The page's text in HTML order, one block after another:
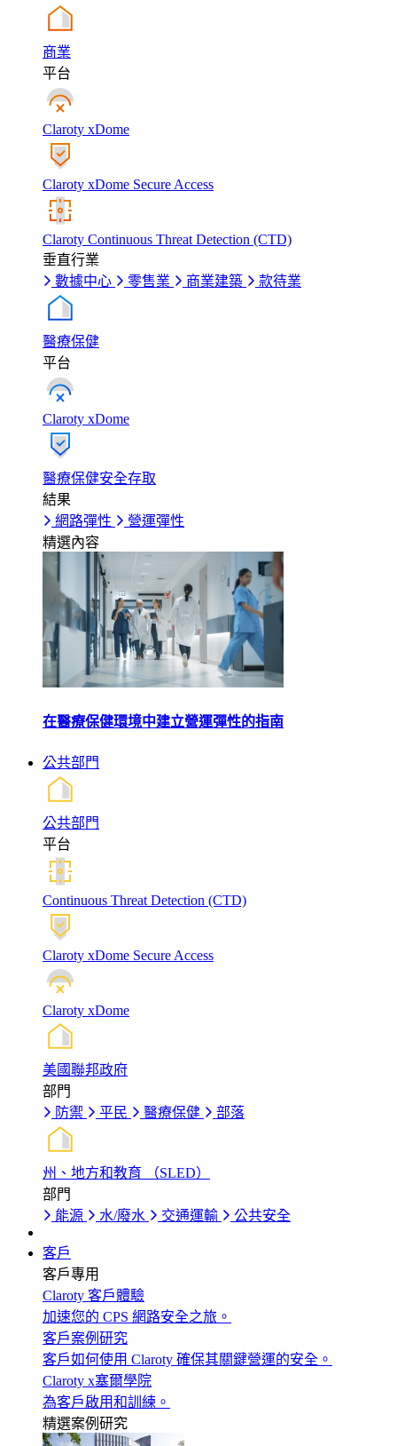
商業
平台
Claroty xDome
Claroty xDome Secure Access
Claroty Continuous Threat Detection (CTD)
垂直行業
數據中心
零售業 商業建築 款待業
醫療保健
平台
Claroty xDome
醫療保健安全存取
結果
網路彈性
營運彈性
精選內容
在醫療保健環境中建立營運彈性的指南
公共部門
公共部門
平台
Continuous Threat Detection (CTD)
Claroty xDome Secure Access
Claroty xDome
美國聯邦政府
部門
防禦
平民 醫療保健 部落
州、地方和教育 （SLED）
部門
能源
水/廢水 交通運輸 公共安全
客戶
客戶專用
Claroty 客戶體驗
加速您的 CPS 網路安全之旅。
客戶案例研究
客戶如何使用 Claroty 確保其關鍵營運的安全。
Claroty x塞爾學院
為客戶啟用和訓練。
精選案例研究